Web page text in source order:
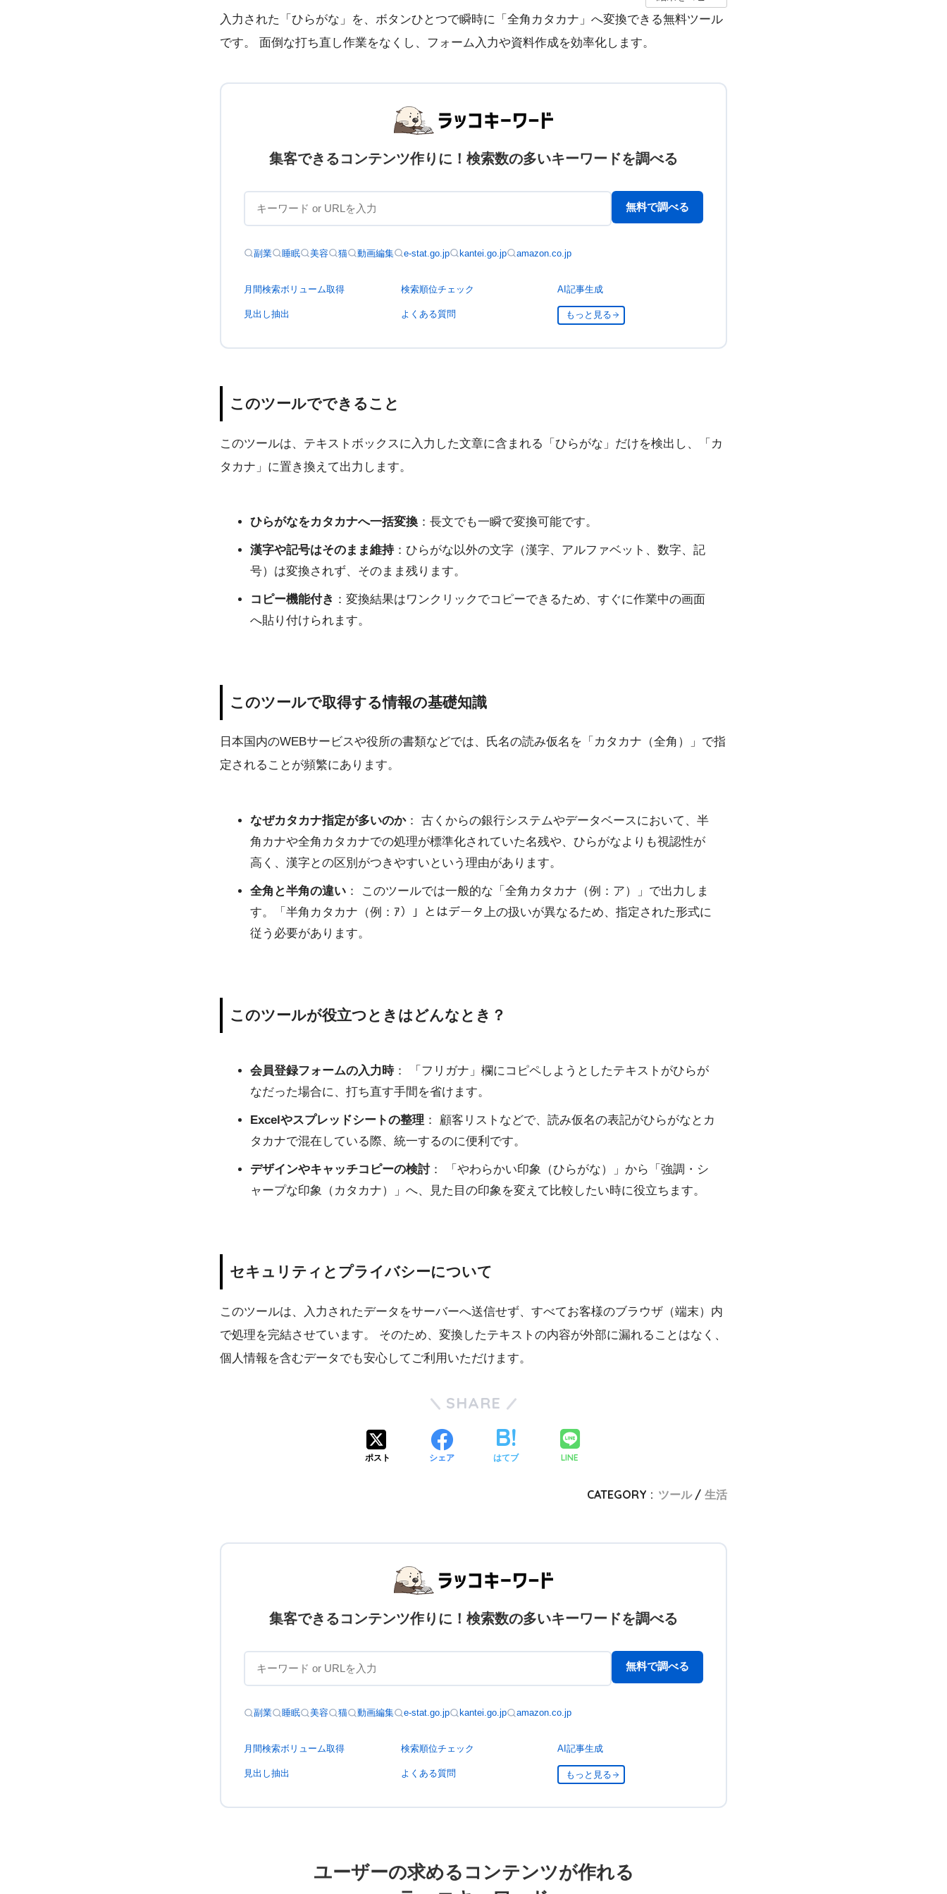
入力された「ひらがな」を、ボタンひとつで瞬時に「全角カタカナ」へ変換できる無料ツール
です。 面倒な打ち直し作業をなくし、フォーム入力や資料作成を効率化します。
集客できるコンテンツ作りに！検索数の多いキーワードを調べる
無料で調べる
副業 睡眠 美容 猫 動画編集 e-stat.go.jp kantei.go.jp amazon.co.jp
月間検索ボリューム取得 検索順位チェック AI記事生成
見出し抽出 よくある質問 もっと見る
このツールでできること
このツールは、テキストボックスに入力した文章に含まれる「ひらがな」だけを検出し、「カ
タカナ」に置き換えて出力します。
ひらがなをカタカナへ一括変換：長文でも一瞬で変換可能です。
漢字や記号はそのまま維持：ひらがな以外の文字（漢字、アルファベット、数字、記
号）は変換されず、そのまま残ります。
コピー機能付き ：変換結果はワンクリックでコピーできるため、すぐに作業中の画面
へ貼り付けられます。
このツールで取得する情報の基礎知識
日本国内のWEBサービスや役所の書類などでは、氏名の読み仮名を「カタカナ（全角）」で指
定されることが頻繁にあります。
なぜカタカナ指定が多いのか： 古くからの銀行システムやデータベースにおいて、半
角カナや全角カタカナでの処理が標準化されていた名残や、ひらがなよりも視認性が
高く、漢字との区別がつきやすいという理由があります。
全角と半角の違い： このツールでは一般的な「全角カタカナ（例：ア）」で出力しま
す。「半角カタカナ（例：ｱ）」とはデータ上の扱いが異なるため、指定された形式に
従う必要があります。
このツールが役立つときはどんなとき？
会員登録フォームの入力時： 「フリガナ」欄にコピペしようとしたテキストがひらが
なだった場合に、打ち直す手間を省けます。
Excelやスプレッドシートの整理 ： 顧客リストなどで、読み仮名の表記がひらがなとカ
タカナで混在している際、統一するのに便利です。
デザインやキャッチコピーの検討： 「やわらかい印象（ひらがな）」から「強調・シ
ャープな印象（カタカナ）」へ、見た目の印象を変えて比較したい時に役立ちます。
セキュリティとプライバシーについて
このツールは、入力されたデータをサーバーへ送信せず、すべてお客様のブラウザ（端末）内
で処理を完結させています。 そのため、変換したテキストの内容が外部に漏れることはなく、
個人情報を含むデータでも安心してご利用いただけます。
SHARE
ポスト シェア はてブ LINE
CATEGORY : ツール 生活
集客できるコンテンツ作りに！検索数の多いキーワードを調べる
無料で調べる
副業 睡眠 美容 猫 動画編集 e-stat.go.jp kantei.go.jp amazon.co.jp
月間検索ボリューム取得 検索順位チェック AI記事生成
見出し抽出 よくある質問 もっと見る
ユーザーの求めるコンテンツが作れる